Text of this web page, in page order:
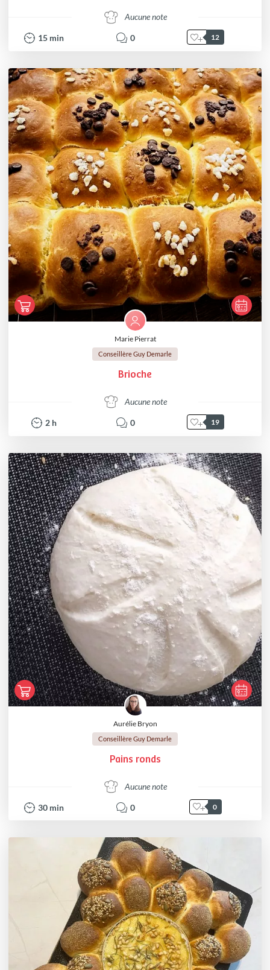
Aucune note
15 min 0 12
Marie Pierrat
Conseillère Guy Demarle
Brioche
Aucune note
2 h 0 19
Aurélie Bryon
Conseillère Guy Demarle
Pains ronds
Aucune note
30 min 0 0